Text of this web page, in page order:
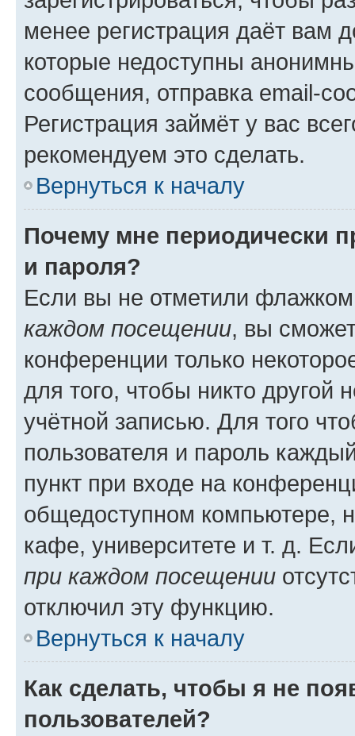
менее регистрация даёт вам
которые недоступны
сообщения, отправка email-
Регистрация займёт у вас
рекомендуем это сделать.
Вернуться к началу
Почему мне периодически
и пароля?
Если вы не отметили
каждом посещении, вы
конференции только
для того, чтобы никто другой
учётной записью. Для того
пользователя и пароль
пункт при входе на
общедоступном компьютере,
кафе, университете и т. д.
при каждом посещении
отключил эту функцию.
Вернуться к началу
Как сделать, чтобы я не
пользователей?